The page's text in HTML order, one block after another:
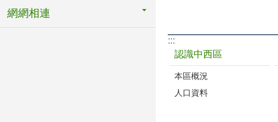
網網相連
:::
認識中西區
本區概況
人口資料